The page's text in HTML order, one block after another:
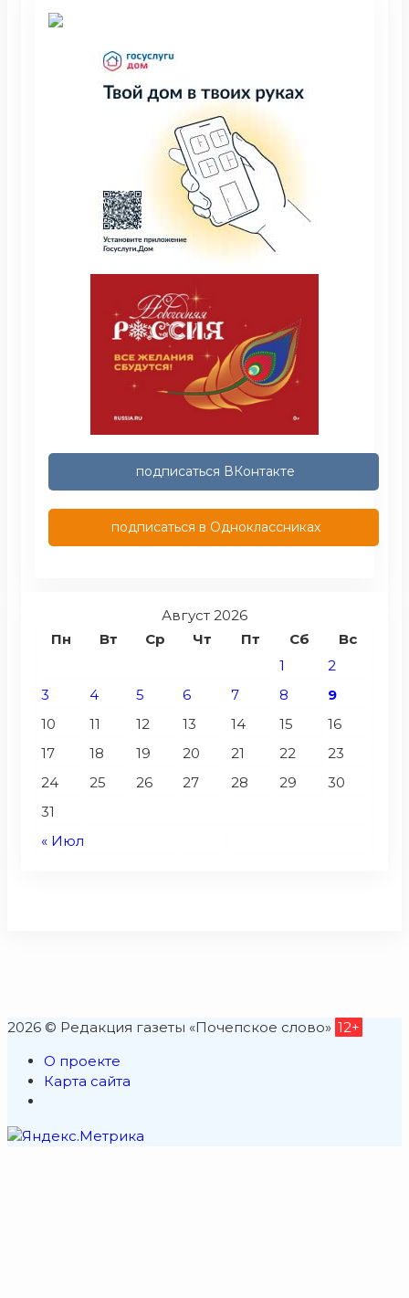
подписаться ВКонтакте
подписаться в Одноклассниках
Август 2026
Пн
Вт Ср Чт Пт Сб Вс
« Июл
1
2
3
4 5 6 7 8
9
10
11 12 13 14 15
16
17
18 19 20 21 22
23
24
25 26 27 28 29
30
31
2026 © Редакция газеты «Почепское слово» 12+
О проекте
Карта сайта